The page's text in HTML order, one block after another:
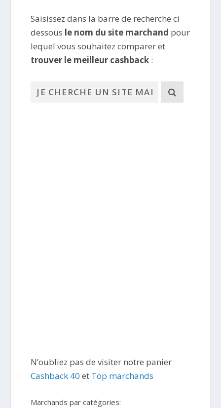
Saisissez dans la barre de recherche ci
dessous le nom du site marchand pour
lequel vous souhaitez comparer et
trouver le meilleur cashback :
N’oubliez pas de visiter notre panier
Cashback 40 et Top marchands
Marchands par catégories: